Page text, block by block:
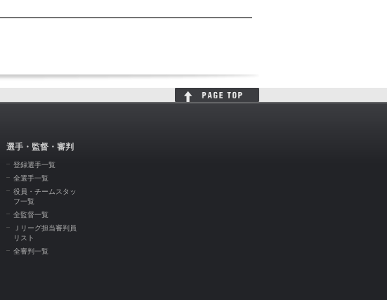
選手・監督・審判
登録選手一覧
全選手一覧
役員・チームスタッ
フ一覧
全監督一覧
Ｊリーグ担当審判員
リスト
全審判一覧